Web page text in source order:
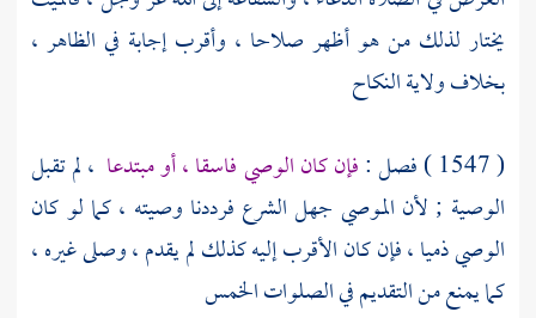
يختار لذلك من هو أظهر صلاحا ، وأقرب إجابة في الظاهر ،
بخلاف ولاية النكاح
( 1547 ) فصل :
فإن كان الوصي فاسقا ، أو مبتدعا ، لم تقبل
الوصية ; لأن الموصي جهل الشرع فرددنا وصيته ، كما لو كان
الوصي ذميا ، فإن كان الأقرب إليه كذلك لم يقدم ، وصلى غيره ،
كما يمنع من التقديم في الصلوات الخمس